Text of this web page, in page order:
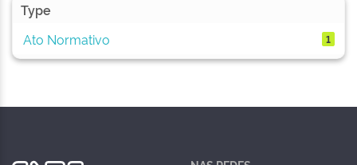
Type
Ato Normativo
1